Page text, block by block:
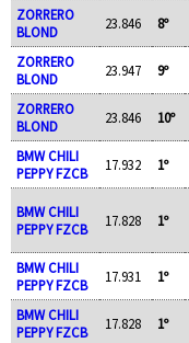
ZORRERO
BLOND
23.846 8º
ZORRERO
BLOND
23.947 9º
ZORRERO
BLOND
23.846 10º
BMW CHILI
PEPPY FZCB
17.932 1º
BMW CHILI
PEPPY FZCB
17.828 1º
BMW CHILI
PEPPY FZCB
17.931 1º
BMW CHILI
PEPPY FZCB
17.828 1º